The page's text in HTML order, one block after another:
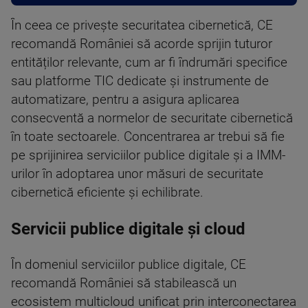
În ceea ce privește securitatea cibernetică, CE
recomandă României să acorde sprijin tuturor
entităților relevante, cum ar fi îndrumări specifice
sau platforme TIC dedicate și instrumente de
automatizare, pentru a asigura aplicarea
consecventă a normelor de securitate cibernetică
în toate sectoarele. Concentrarea ar trebui să fie
pe sprijinirea serviciilor publice digitale și a IMM-
urilor în adoptarea unor măsuri de securitate
cibernetică eficiente și echilibrate.
Servicii publice digitale și cloud
În domeniul serviciilor publice digitale, CE
recomandă României să stabilească un
ecosistem multicloud unificat prin interconectarea